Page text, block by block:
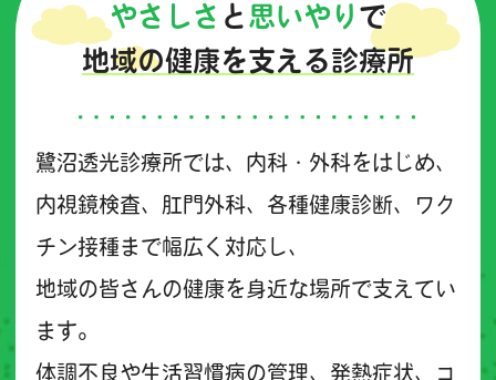
やさしさ と 思いやり で
地域の健康を支える診療所
鷺沼透光診療所では、内科・外科をはじめ、
内視鏡検査、肛門外科、各種健康診断、ワク
チン接種まで幅広く対応し、
地域の皆さんの健康を身近な場所で支えてい
ます。
体調不良や生活習慣病の管理、発熱症状、コ